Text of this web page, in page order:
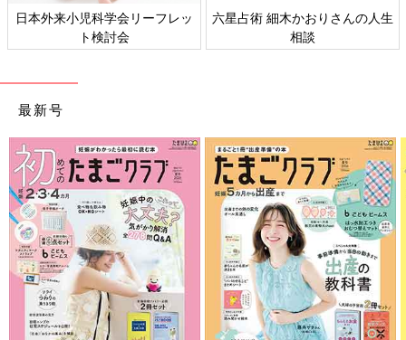
ーツかワンピース、ツーピースなどでいいのですが、卒園式では
ブラックや紺など、ダークな色の服装で出席するママが多く、
「春らしい色を着ていって浮いてしまった」という話も聞きま
入園式と違って、子どもももう成長しているので、靴は服装にあ
わせたもので大丈夫。式自体は園のホールなどで行われるので、
どんな服を着ていくにせよ、卒園式の主役は子どもです。そのこ
とを忘れずに、思い出に残る卒園式にのぞんでください。
卒園式後の保育はどうなるの？
日本外来小児科学会リーフレッ
ト検討会
六星占術 細木かおりさんの人生
相談
最新号